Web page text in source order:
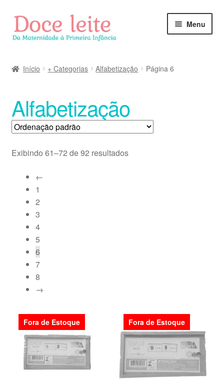
Pular
para
navegação
Pular
para
o
Menu
Início + Categorias Alfabetização Página 6
Alfabetização
Exibindo 61–72 de 92 resultados
←
1
2
3
4
5
6
7
8
→
Fora de Estoque Fora de Estoque